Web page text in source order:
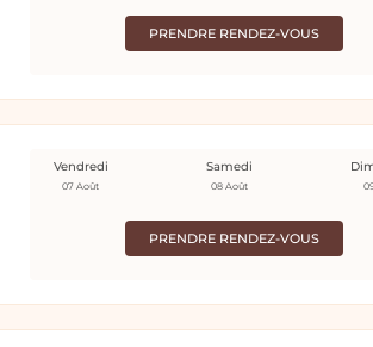
PRENDRE RENDEZ-VOUS
PRENDRE RENDEZ-VOUS
Vendredi
07 Août
Samedi
08 Août